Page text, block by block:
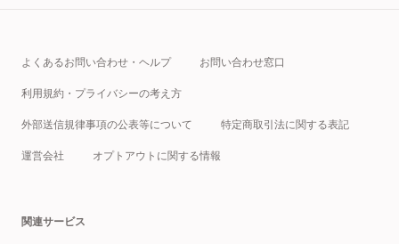
よくあるお問い合わせ・ヘルプ お問い合わせ窓口
利用規約・プライバシーの考え方
外部送信規律事項の公表等について 特定商取引法に関する表記
運営会社 オプトアウトに関する情報
関連サービス